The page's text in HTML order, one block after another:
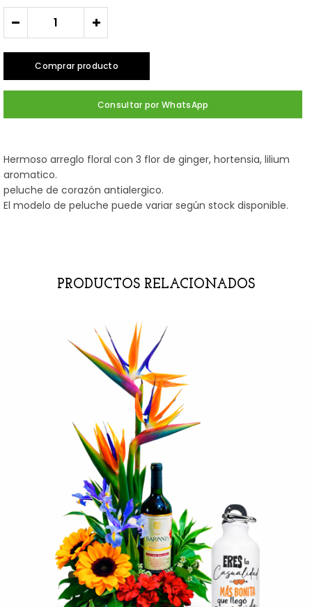
- +
Comprar producto
Consultar por WhatsApp
Hermoso arreglo floral con 3 flor de ginger, hortensia, lilium
aromatico.
peluche de corazón antialergico.
El modelo de peluche puede variar según stock disponible.
PRODUCTOS RELACIONADOS